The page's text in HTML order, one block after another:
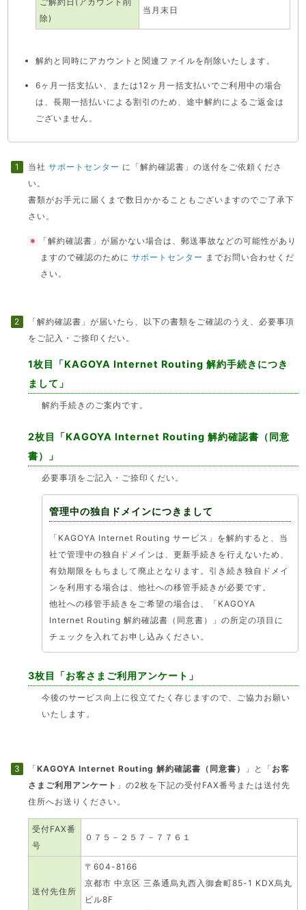
除)
当月末日
解約と同時にアカウントと関連ファイルを削除いたします。
6ヶ月一括支払い、または12ヶ月一括支払いでご利用中の場合
は、長期一括払いによる割引のため、途中解約によるご返金は
ございません。
当社サポートセンター に「解約確認書」の送付をご依頼くださ
い。
書類がお手元に届くまで数日かかることもございますのでご了承下
さい。
※
「解約確認書」が届かない場合は、郵送事故などの可能性があり
ますので確認のためにサポートセンター までお問い合わせくだ
さい。
「解約確認書」が届いたら、以下の書類をご確認のうえ、必要事項
をご記入・ご捺印くだい。
1枚目「KAGOYA Internet Routing 解約手続きにつき
まして」
解約手続きのご案内です。
2枚目「KAGOYA Internet Routing 解約確認書（同意
書）」
必要事項をご記入・ご捺印くだい。
管理中の独自ドメインにつきまして
「KAGOYA Internet Routing サービス」を解約すると、当
社で管理中の独自ドメインは、更新手続きを行えないため、
有効期限をもちまして廃止となります。引き続き独自ドメイ
ンを利用する場合は、他社への移管手続きが必要です。
他社への移管手続きをご希望の場合は、「KAGOYA
Internet Routing 解約確認書（同意書）」の所定の項目に
チェックを入れてお申し込みください。
3枚目「お客さまご利用アンケート」
今後のサービス向上に役立てたく存じますので、ご協力お願い
いたします。
「KAGOYA Internet Routing 解約確認書（同意書） 」と「 お客
さまご利用アンケート 」の2枚を下記の受付FAX番号または送付先
住所へお送りください。
受付FAX番
号
０７５－２５７－７７６１
送付先住所
〒604-8166
京都市 中京区 三条通烏丸西入御倉町85-1 KDX烏丸
ビル8F